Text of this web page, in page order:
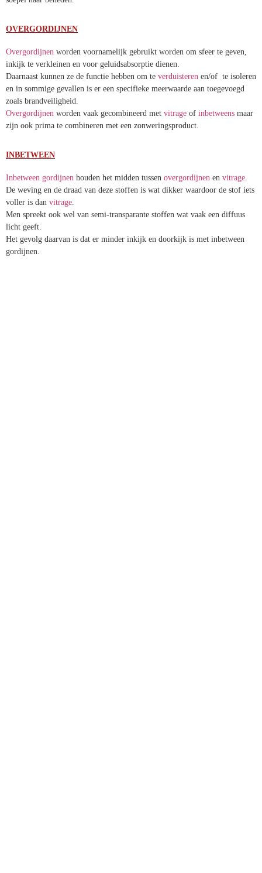
OVERGORDIJNEN
Overgordijnen worden voornamelijk gebruikt worden om sfeer te geven,
inkijk te verkleinen en voor geluidsabsorptie dienen.
Daarnaast kunnen ze de functie hebben om te verduisteren en/of te isoleren
en in sommige gevallen is er een specifieke meerwaarde aan toegevoegd
zoals brandveiligheid.
Overgordijnen worden vaak gecombineerd met vitrage of inbetweens maar
zijn ook prima te combineren met een zonweringsproduct.
INBETWEEN
Inbetween gordijnen houden het midden tussen overgordijnen en vitrage.
De weving en de draad van deze stoffen is wat dikker waardoor de stof iets
voller is dan vitrage.
Men spreekt ook wel van semi-transparante stoffen wat vaak een diffuus
licht geeft.
Het gevolg daarvan is dat er minder inkijk en doorkijk is met inbetween
gordijnen.